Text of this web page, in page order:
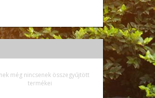
még nincsenek összegyűjtött
termékei